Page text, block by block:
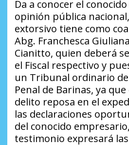
Da a conocer el
opinión pública
extorsivo tiene como
Abg. Franchesca
Cianitto, quien deberá
el Fiscal respectivo y
un Tribunal ordinario
Penal de Barinas, ya
delito reposa en el
las declaraciones
del conocido
testimonio expresará